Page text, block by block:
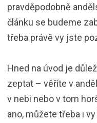
pravděpodobně
článku se budeme
třeba právě vy jste
Hned na úvod je
zeptat – věříte v
v nebi nebo v tom
ano, můžete třeba i